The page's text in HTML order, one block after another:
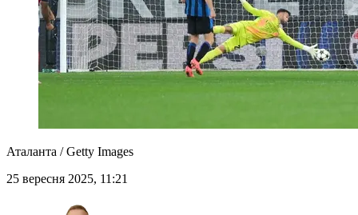
Аталанта / Getty Images
25 вересня 2025, 11:21